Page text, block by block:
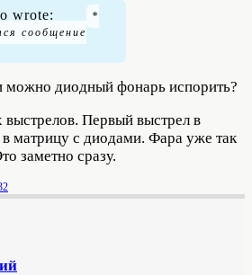
wrote:
можно диодный фонарь испорить?
Первый выстрел в
в матрицу с диодами. Фара уже так
заметно сразу.